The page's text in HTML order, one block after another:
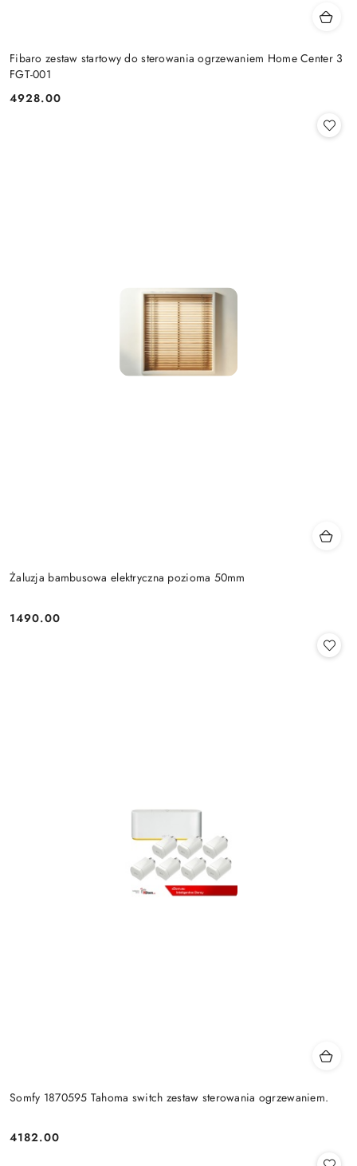
Fibaro zestaw startowy do sterowania ogrzewaniem Home Center 3
FGT-001
Cena:
4928.00
Żaluzja bambusowa elektryczna pozioma 50mm
Cena:
1490.00
Somfy 1870595 Tahoma switch zestaw sterowania ogrzewaniem.
Cena:
4182.00